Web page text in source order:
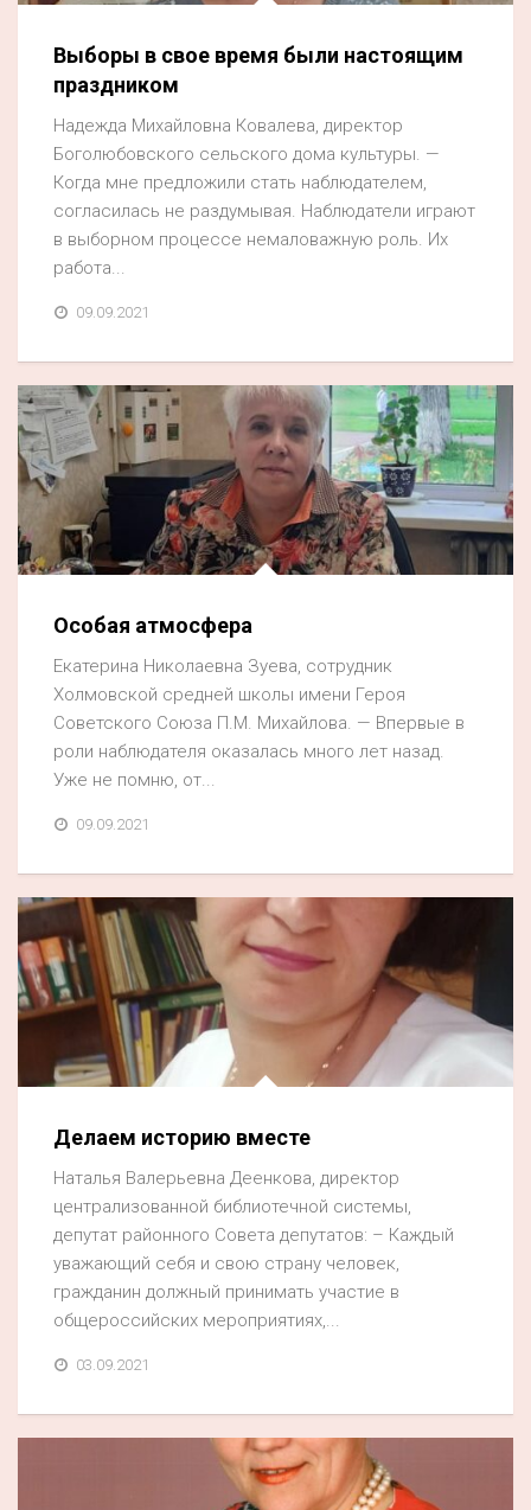
Выборы в свое время были настоящим
праздником
Надежда Михайловна Ковалева, директор
Боголюбовского сельского дома культуры. —
Когда мне предложили стать наблюдателем,
согласилась не раздумывая. Наблюдатели играют
в выборном процессе немаловажную роль. Их
работа...
09.09.2021
Особая атмосфера
Екатерина Николаевна Зуева, сотрудник
Холмовской средней школы имени Героя
Советского Союза П.М. Михайлова. — Впервые в
роли наблюдателя оказалась много лет назад.
Уже не помню, от...
09.09.2021
Делаем историю вместе
Наталья Валерьевна Деенкова, директор
централизованной библиотечной системы,
депутат районного Совета депутатов: – Каждый
уважающий себя и свою страну человек,
гражданин должный принимать участие в
общероссийских мероприятиях,...
03.09.2021